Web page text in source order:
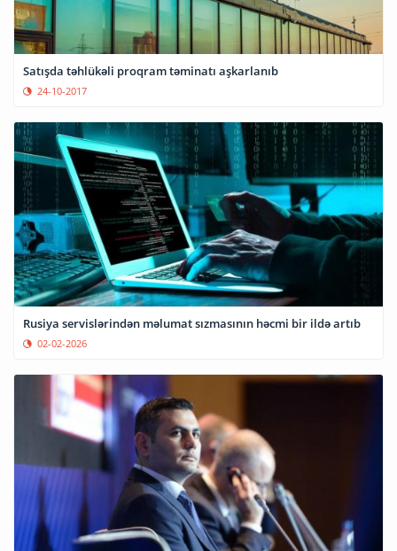
Satışda təhlükəli proqram təminatı aşkarlanıb
24-10-2017
Rusiya servislərindən məlumat sızmasının həcmi bir ildə artıb
02-02-2026